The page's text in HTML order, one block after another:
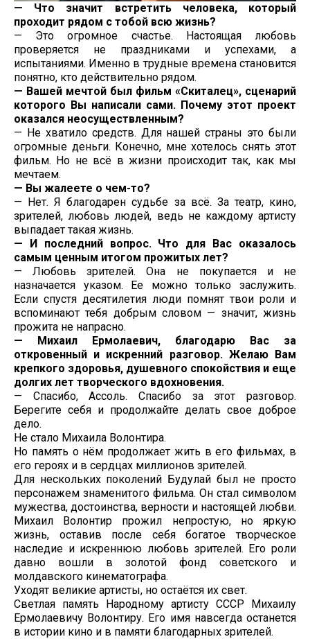
— Что значит встретить человека, который
проходит рядом с тобой всю жизнь?
— Это огромное счастье. Настоящая любовь
проверяется не праздниками и успехами, а
испытаниями. Именно в трудные времена становится
понятно, кто действительно рядом.
— Вашей мечтой был фильм «Скиталец», сценарий
которого Вы написали сами. Почему этот проект
оказался неосуществленным?
— Не хватило средств. Для нашей страны это были
огромные деньги. Конечно, мне хотелось снять этот
фильм. Но не всё в жизни происходит так, как мы
мечтаем.
— Вы жалеете о чем-то?
— Нет. Я благодарен судьбе за всё. За театр, кино,
зрителей, любовь людей, ведь не каждому артисту
выпадает такая жизнь.
— И последний вопрос. Что для Вас оказалось
самым ценным итогом прожитых лет?
— Любовь зрителей. Она не покупается и не
назначается указом. Ее можно только заслужить.
Если спустя десятилетия люди помнят твои роли и
вспоминают тебя добрым словом — значит, жизнь
прожита не напрасно.
— Михаил Ермолаевич, благодарю Вас за
откровенный и искренний разговор. Желаю Вам
крепкого здоровья, душевного спокойствия и еще
долгих лет творческого вдохновения.
— Спасибо, Ассоль. Спасибо за этот разговор.
Берегите себя и продолжайте делать свое доброе
дело.
Не стало Михаила Волонтира.
Но память о нём продолжает жить в его фильмах, в
его героях и в сердцах миллионов зрителей.
Для нескольких поколений Будулай был не просто
персонажем знаменитого фильма. Он стал символом
мужества, достоинства, верности и настоящей любви.
Михаил Волонтир прожил непростую, но яркую
жизнь, оставив после себя богатое творческое
наследие и искреннюю любовь зрителей. Его роли
давно вошли в золотой фонд советского и
молдавского кинематографа.
Уходят великие артисты, но остаётся их свет.
Светлая память Народному артисту СССР Михаилу
Ермолаевичу Волонтиру. Его имя навсегда останется
в истории кино и в памяти благодарных зрителей.